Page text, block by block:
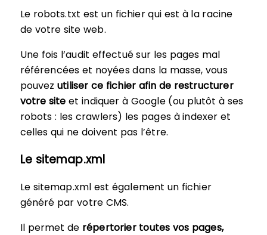
Le robots.txt est un fichier qui est à la racine
de votre site web.
Une fois l’audit effectué sur les pages mal
référencées et noyées dans la masse, vous
pouvezutiliser ce fichier afin de restructurer
votre site et indiquer à Google (ou plutôt à ses
robots : les crawlers) les pages à indexer et
celles qui ne doivent pas l’être.
Le sitemap.xml
Le sitemap.xml est également un fichier
généré par votre CMS.
Il permet de répertorier toutes vos pages,